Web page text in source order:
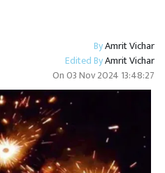
ByAmrit Vichar
Edited ByAmrit Vichar
On03 Nov 2024 13:48:27